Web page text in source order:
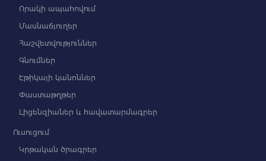
Որակի ապահովում
Մասնաճյուղեր
Հաշվետվություններ
Գնումներ
Էթիկայի կանոններ
Փաստաթղթեր
Լիցենզիաներ և հավատարմագրեր
Ուսուցում
Կրթական ծրագրեր